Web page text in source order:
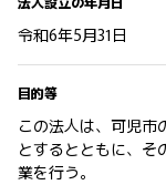
令和6年5月31日
目的等
この法人は、可児市
とするとともに、そ
業を行う。